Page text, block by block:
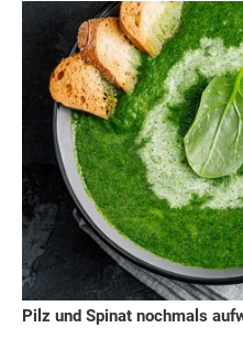
Pilz und Spinat nochmals